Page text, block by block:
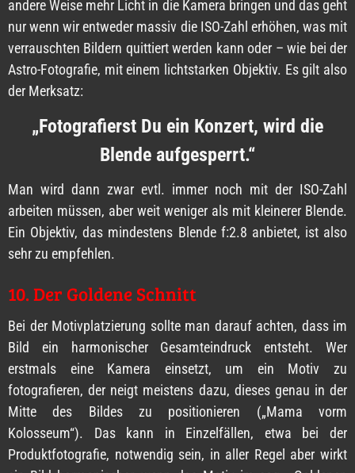
andere Weise mehr Licht in die Kamera bringen und das geht
nur wenn wir entweder massiv die ISO-Zahl erhöhen, was mit
verrauschten Bildern quittiert werden kann oder – wie bei der
Astro-Fotografie, mit einem lichtstarken Objektiv. Es gilt also
der Merksatz:
„Fotografierst Du ein Konzert, wird die
Blende aufgesperrt.“
Man wird dann zwar evtl. immer noch mit der ISO-Zahl
arbeiten müssen, aber weit weniger als mit kleinerer Blende.
Ein Objektiv, das mindestens Blende f:2.8 anbietet, ist also
sehr zu empfehlen.
10. Der Goldene Schnitt
Bei der Motivplatzierung sollte man darauf achten, dass im
Bild ein harmonischer Gesamteindruck entsteht. Wer
erstmals eine Kamera einsetzt, um ein Motiv zu
fotografieren, der neigt meistens dazu, dieses genau in der
Mitte des Bildes zu positionieren („Mama vorm
Kolosseum“). Das kann in Einzelfällen, etwa bei der
Produktfotografie, notwendig sein, in aller Regel aber wirkt